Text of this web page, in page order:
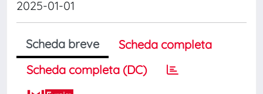
2025-01-01
Scheda breve
Scheda completa
Scheda completa (DC)